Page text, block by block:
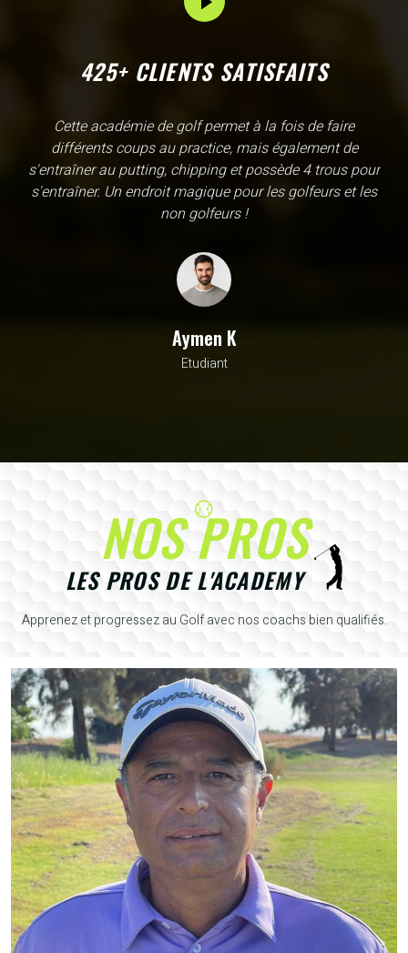
425+ CLIENTS SATISFAITS
L'Academy de Gammarth comme son nom l'indique est
une école, en fait c'est un practice exceptionnel. il y a
évidemment un pratique classic sur tapis mais aussi
un sur herbe, des zones pour le chipping, les bumqers...
Vous y avez pensé, c'est à l'academy. Il n'y a pas assez
beauté de ce site
NOS PROS
LES PROS DE L'ACADEMY
Apprenez et progressez au Golf avec nos coachs bien qualifiés.